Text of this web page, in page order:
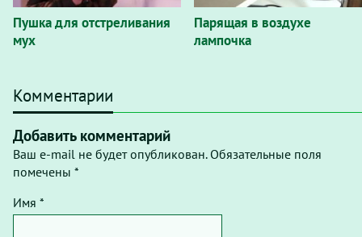
Пушка для отстреливания
мух
Парящая в воздухе
лампочка
Комментарии
Добавить комментарий
Ваш e-mail не будет опубликован. Обязательные поля
помечены *
Имя *